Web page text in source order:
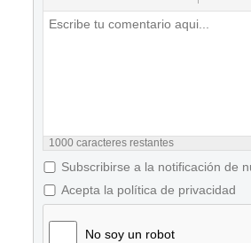
1000 caracteres restantes
Subscribirse a la notificación de
Acepta la política de privacidad
No soy un robot